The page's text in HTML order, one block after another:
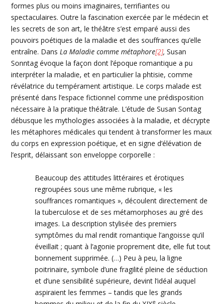
formes plus ou moins imaginaires, terrifiantes ou
spectaculaires. Outre la fascination exercée par le médecin et
les secrets de son art, le théâtre s’est emparé aussi des
pouvoirs poétiques de la maladie et des souffrances qu’elle
entraîne. DansLa Maladie comme métaphore[2],Susan
Sonntag évoque la façon dont l’époque romantique a pu
interpréter la maladie, et en particulier la phtisie, comme
révélatrice du tempérament artistique. Le corps malade est
présenté dans l’espacefictionnel comme une prédisposition
nécessaire à la pratique théâtrale. L’étude deSusan Sontag
débusque les mythologies associées à la maladie, etdécrypte
les métaphores médicales qui tendent à transformer les maux
du corps en expression poétique, et en signe d’élévation de
l’esprit, délaissant son enveloppe corporelle :
Beaucoup des attitudes littéraires et érotiques
regroupées sous une même rubrique, « les
souffrances romantiques », découlent directement de
la tuberculose et de ses métamorphoses au gré des
images. La description stylisée des premiers
symptômes du mal rendit romantique l’angoisse qu’il
éveillait ; quantà l’agonie proprement dite, elle fut tout
bonnement supprimée. (…) Peu à peu, la ligne
poitrinaire, symbole d’une fragilité pleine de séduction
et d’une sensibilité supérieure, devint l’idéal auquel
aspiraient les femmes –tandis que les grands
e